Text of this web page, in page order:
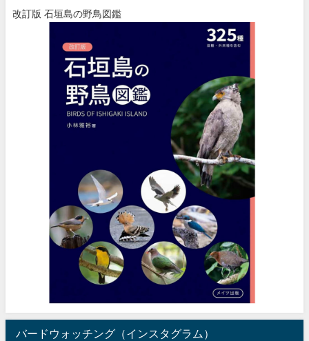
改訂版 石垣島の野鳥図鑑
バードウォッチング（インスタグラム）